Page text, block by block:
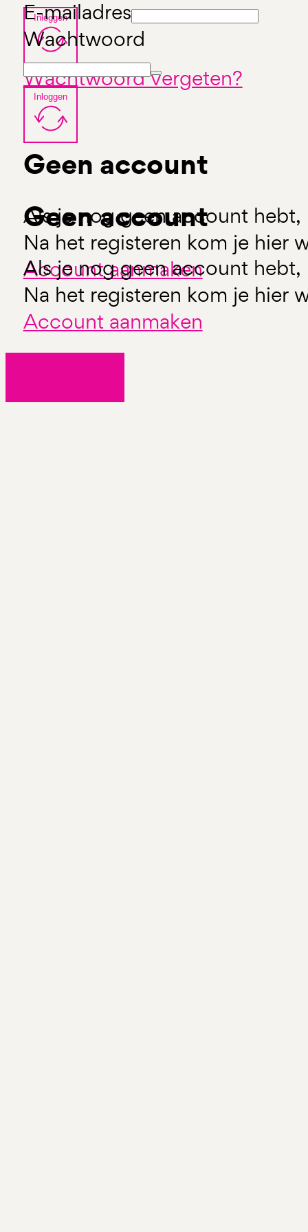
Inloggen
Wachtwoord vergeten?
Geen account
Als je nog geen account hebt,
Na het registeren kom je hier
Account aanmaken
E-mailadres
Wachtwoord
Inloggen
Geen account
Als je nog geen account hebt,
Na het registeren kom je hier
Account aanmaken